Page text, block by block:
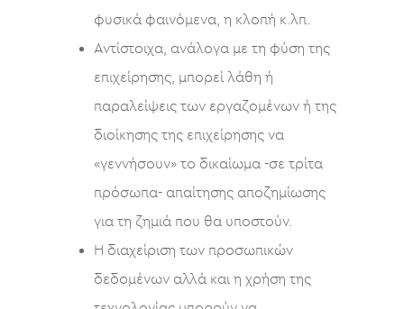
φυσικά φαινόμενα, η κλοπή κ.λπ.
Αντίστοιχα, ανάλογα με τη φύση της
επιχείρησης, μπορεί λάθη ή
παραλείψεις των εργαζομένων ή της
διοίκησης της επιχείρησης να
«γεννήσουν» το δικαίωμα -σε τρίτα
πρόσωπα- απαίτησης αποζημίωσης
για τη ζημιά που θα υποστούν.
Η διαχείριση των προσωπικών
δεδομένων αλλά και η χρήση της